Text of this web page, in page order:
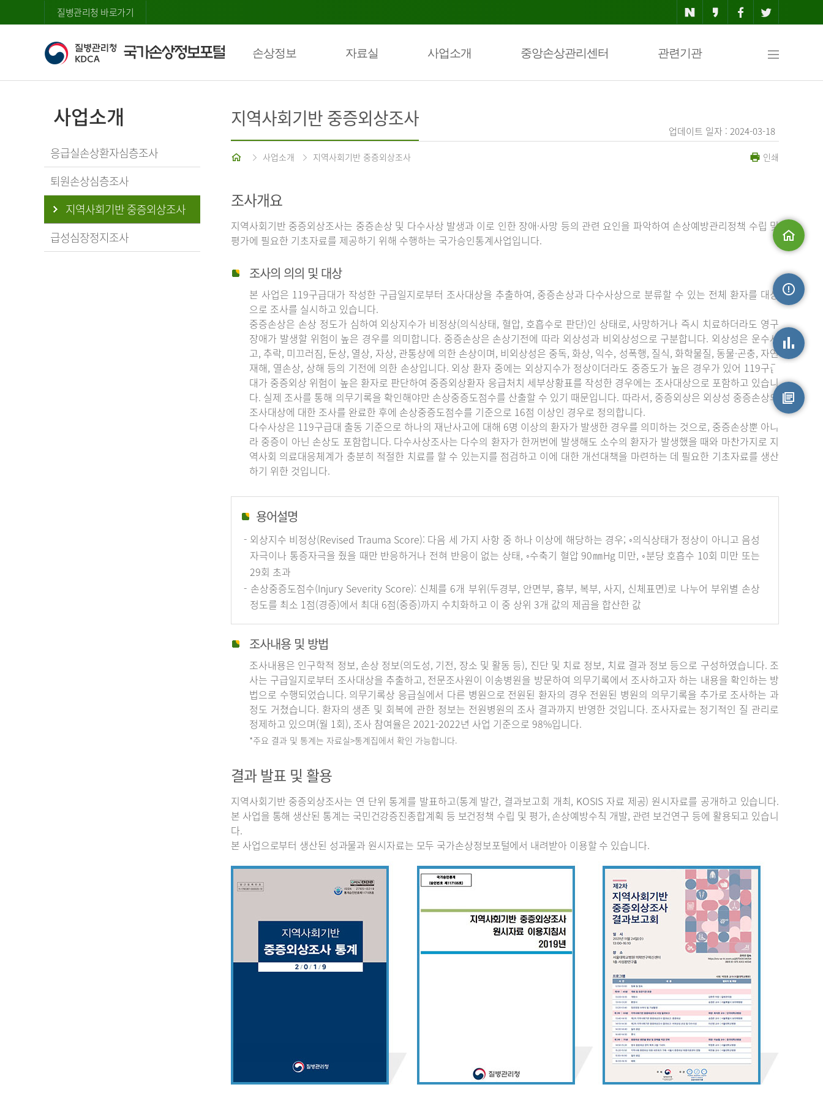
질병관리청 바로가기
손상정보 자료실 사업소개 중앙손상관리센터 관련기관
맵
사업소개
응급실손상환자심층조사
퇴원손상심층조사
지역사회기반 중증외상조사
급성심장정지조사
업데이트 일자 : 2024-03-18
지역사회기반 중증외상조사
홈 사업소개 지역사회기반 중증외상조사 인쇄
조사개요
지역사회기반 중증외상조사는 중증손상 및 다수사상 발생과 이로 인한 장애·사망 등의 관련 요인을 파악하여 손상예방관리정책 수립 및
평가에 필요한 기초자료를 제공하기 위해 수행하는 국가승인통계사업입니다.
조사의 의의 및 대상
본 사업은 119구급대가 작성한 구급일지로부터 조사대상을 추출하여, 중증손상과 다수사상으로 분류할 수 있는 전체 환자를 대상
으로 조사를 실시하고 있습니다.
중증손상은 손상 정도가 심하여 외상지수가 비정상(의식상태, 혈압, 호흡수로 판단)인 상태로, 사망하거나 즉시 치료하더라도 영구
장애가 발생할 위험이 높은 경우를 의미합니다. 중증손상은 손상기전에 따라 외상성과 비외상성으로 구분합니다. 외상성은 운수사
고, 추락, 미끄러짐, 둔상, 열상, 자상, 관통상에 의한 손상이며, 비외상성은 중독, 화상, 익수, 성폭행, 질식, 화학물질, 동물·곤충, 자연
재해, 열손상, 상해 등의 기전에 의한 손상입니다. 외상 환자 중에는 외상지수가 정상이더라도 중증도가 높은 경우가 있어 119구급
대가 중증외상 위험이 높은 환자로 판단하여 중증외상환자 응급처치 세부상황표를 작성한 경우에는 조사대상으로 포함하고 있습니
다. 실제 조사를 통해 의무기록을 확인해야만 손상중증도점수를 산출할 수 있기 때문입니다. 따라서, 중증외상은 외상성 중증손상의
조사대상에 대한 조사를 완료한 후에 손상중증도점수를 기준으로 16점 이상인 경우로 정의합니다.
다수사상은 119구급대 출동 기준으로 하나의 재난사고에 대해 6명 이상의 환자가 발생한 경우를 의미하는 것으로, 중증손상뿐 아니
라 중증이 아닌 손상도 포함합니다. 다수사상조사는 다수의 환자가 한꺼번에 발생해도 소수의 환자가 발생했을 때와 마찬가지로 지
역사회 의료대응체계가 충분히 적절한 치료를 할 수 있는지를 점검하고 이에 대한 개선대책을 마련하는 데 필요한 기초자료를 생산
하기 위한 것입니다.
용어설명
- 외상지수 비정상(Revised Trauma Score): 다음 세 가지 사항 중 하나 이상에 해당하는 경우; ◦의식상태가 정상이 아니고 음성
자극이나 통증자극을 줬을 때만 반응하거나 전혀 반응이 없는 상태, ◦수축기 혈압 90㎜Hg 미만, ◦분당 호흡수 10회 미만 또는
29회 초과
- 손상중증도점수(Injury Severity Score): 신체를 6개 부위(두경부, 안면부, 흉부, 복부, 사지, 신체표면)로 나누어 부위별 손상
정도를 최소 1점(경증)에서 최대 6점(중증)까지 수치화하고 이 중 상위 3개 값의 제곱을 합산한 값
조사내용 및 방법
조사내용은 인구학적 정보, 손상 정보(의도성, 기전, 장소 및 활동 등), 진단 및 치료 정보, 치료 결과 정보 등으로 구성하였습니다. 조
사는 구급일지로부터 조사대상을 추출하고, 전문조사원이 이송병원을 방문하여 의무기록에서 조사하고자 하는 내용을 확인하는 방
법으로 수행되었습니다. 의무기록상 응급실에서 다른 병원으로 전원된 환자의 경우 전원된 병원의 의무기록을 추가로 조사하는 과
정도 거쳤습니다. 환자의 생존 및 회복에 관한 정보는 전원병원의 조사 결과까지 반영한 것입니다. 조사자료는 정기적인 질 관리로
정제하고 있으며(월 1회), 조사 참여율은 2021-2022년 사업 기준으로 98%입니다.
*주요 결과 및 통계는 자료실>통계집에서 확인 가능합니다.
결과 발표 및 활용
지역사회기반 중증외상조사는 연 단위 통계를 발표하고(통계 발간, 결과보고회 개최, KOSIS 자료 제공) 원시자료를 공개하고 있습니다.
본 사업을 통해 생산된 통계는 국민건강증진종합계획 등 보건정책 수립 및 평가, 손상예방수칙 개발, 관련 보건연구 등에 활용되고 있습니
다.
본 사업으로부터 생산된 성과물과 원시자료는 모두 국가손상정보포털에서 내려받아 이용할 수 있습니다.
손상통계